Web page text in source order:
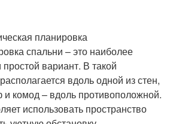
планировка
спальни – это наиболее
вариант. В такой
вдоль одной из стен,
комод – вдоль противоположной.
использовать пространство